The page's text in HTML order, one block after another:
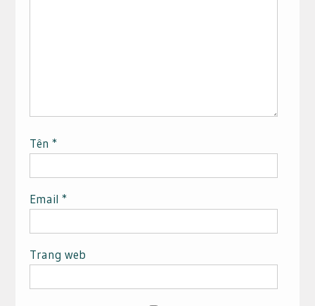
Tên *
Email *
Trang web